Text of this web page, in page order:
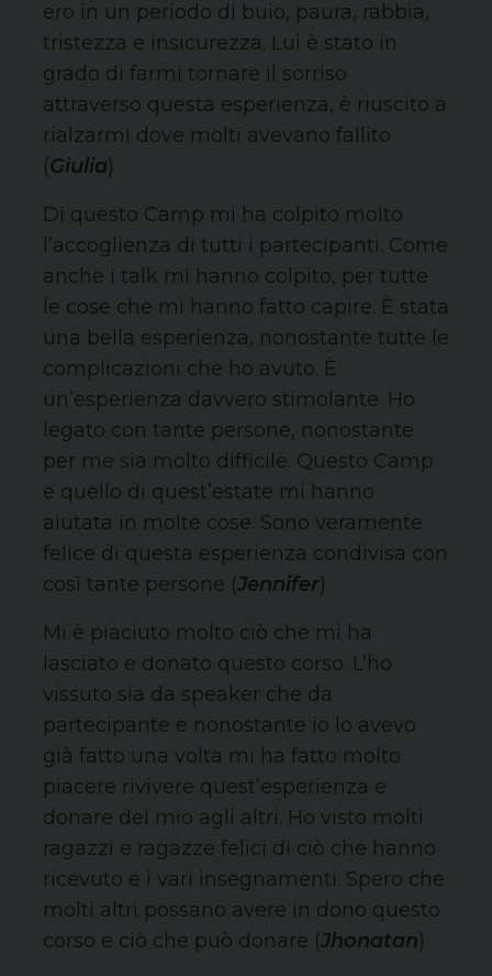
ero in un periodo di buio, paura, rabbia,
tristezza e insicurezza. Lui è stato in
grado di farmi tornare il sorriso
attraverso questa esperienza, è riuscito a
rialzarmi dove molti avevano fallito
(Giulia)
Di questo Camp mi ha colpito molto
l’accoglienza di tutti i partecipanti. Come
anche i talk mi hanno colpito, per tutte
le cose che mi hanno fatto capire. È stata
una bella esperienza, nonostante tutte le
complicazioni che ho avuto. È
un’esperienza davvero stimolante. Ho
legato con tante persone, nonostante
per me sia molto difficile. Questo Camp
e quello di quest’estate mi hanno
aiutata in molte cose. Sono veramente
felice di questa esperienza condivisa con
così tante persone (Jennifer)
Mi è piaciuto molto ciò che mi ha
lasciato e donato questo corso. L’ho
vissuto sia da speaker che da
partecipante e nonostante io lo avevo
già fatto una volta mi ha fatto molto
piacere rivivere quest’esperienza e
donare del mio agli altri. Ho visto molti
ragazzi e ragazze felici di ciò che hanno
ricevuto e i vari insegnamenti. Spero che
molti altri possano avere in dono questo
corso e ciò che può donare (Jhonatan)